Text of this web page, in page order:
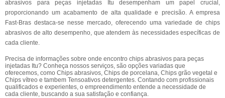
abrasivos para peças injetadas Itu desempenham um papel crucial,
proporcionando um acabamento de alta qualidade e precisão. A empresa
Fast-Bras destaca-se nesse mercado, oferecendo uma variedade de chips
abrasivos de alto desempenho, que atendem às necessidades específicas de
cada cliente.
Precisa de informações sobre onde encontro chips abrasivos para peças
injetadas Itu? Conheça nossos serviços, são opções variadas que
oferecemos, como Chips abrasivos, Chips de porcelana, Chips grão vegetal e
Chips vítreo e tambem Tensoativos detergentes. Contando com profissionais
qualificados e experientes, o empreendimento entende a necessidade de
cada cliente, buscando a sua satisfação e confiança.